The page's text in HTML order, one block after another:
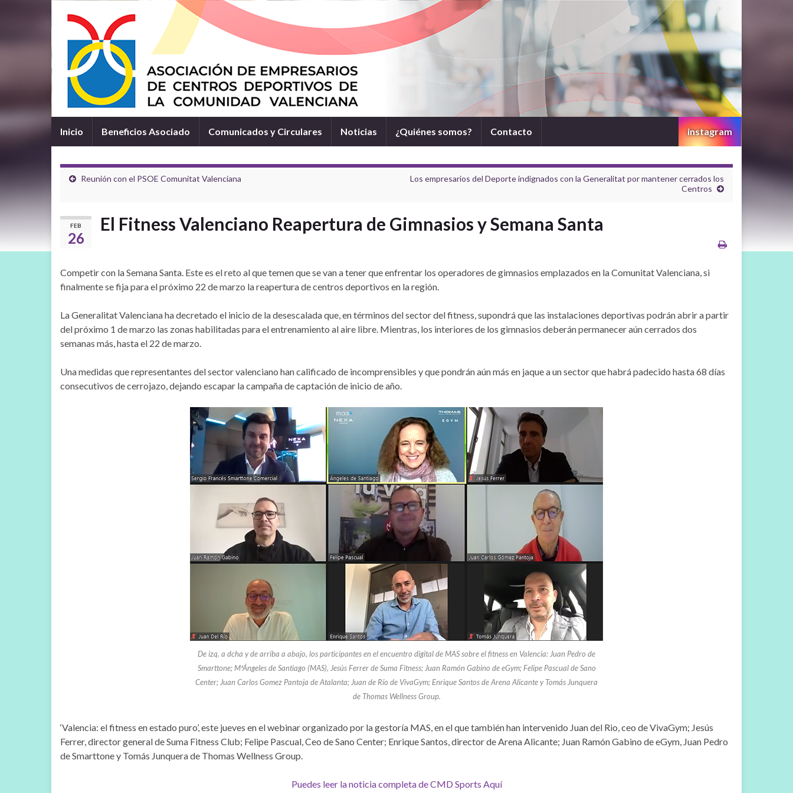
Inicio Beneficios Asociado Comunicados y Circulares Noticias ¿Quiénes somos? Contacto instagram
Reunión con el PSOE Comunitat Valenciana
Los empresarios del Deporte indignados con la Generalitat por mantener cerrados los
Centros
FEB
26
El Fitness Valenciano Reapertura de Gimnasios y Semana Santa
Competir con la Semana Santa. Este es el reto al que temen que se van a tener que enfrentar los operadores de gimnasios emplazados en la Comunitat Valenciana, si
finalmente se fija para el próximo 22 de marzo la reapertura de centros deportivos en la región.
La Generalitat Valenciana ha decretado el inicio de la desescalada que, en términos del sector del fitness, supondrá que las instalaciones deportivas podrán abrir a partir
del próximo 1 de marzo las zonas habilitadas para el entrenamiento al aire libre. Mientras, los interiores de los gimnasios deberán permanecer aún cerrados dos
semanas más, hasta el 22 de marzo.
Una medidas que representantes del sector valenciano han calificado de incomprensibles y que pondrán aún más en jaque a un sector que habrá padecido hasta 68 días
consecutivos de cerrojazo, dejando escapar la campaña de captación de inicio de año.
De izq. a dcha y de arriba a abajo, los participantes en el encuentro digital de MAS sobre el fitness en Valencia: Juan Pedro de
Smarttone; MªÁngeles de Santiago (MAS), Jesús Ferrer de Suma Fitness; Juan Ramón Gabino de eGym; Felipe Pascual de Sano
Center; Juan Carlos Gomez Pantoja de Atalanta; Juan de Río de VivaGym; Enrique Santos de Arena Alicante y Tomás Junquera
de Thomas Wellness Group.
‘Valencia: el fitness en estado puro’, este jueves en el webinar organizado por la gestoría MAS, en el que también han intervenido Juan del Rio, ceo de VivaGym; Jesús
Ferrer, director general de Suma Fitness Club; Felipe Pascual, Ceo de Sano Center; Enrique Santos, director de Arena Alicante; Juan Ramón Gabino de eGym, Juan Pedro
de Smarttone y Tomás Junquera de Thomas Wellness Group.
Puedes leer la noticia completa de CMD Sports Aquí